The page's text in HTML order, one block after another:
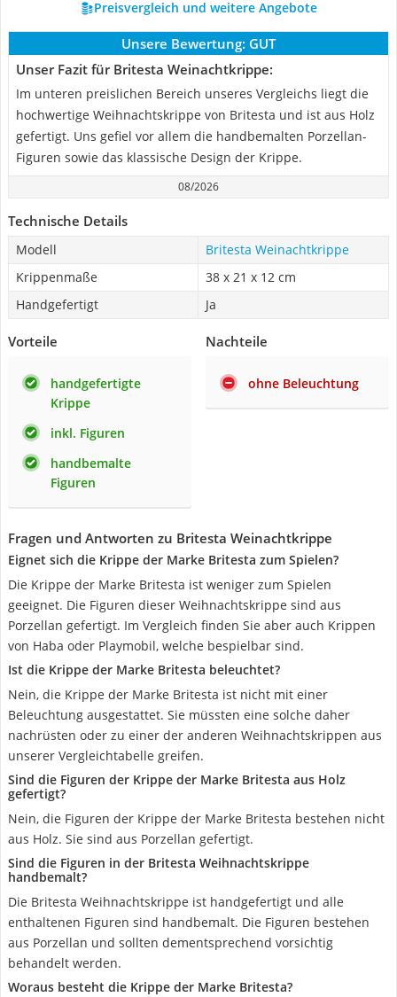
Preisvergleich und weitere Angebote
Unsere Bewertung: GUT
Unser Fazit für Britesta Weinachtkrippe:
Im unteren preislichen Bereich unseres Vergleichs liegt die
hochwertige Weihnachtskrippe von Britesta und ist aus Holz
gefertigt. Uns gefiel vor allem die handbemalten Porzellan-
Figuren sowie das klassische Design der Krippe.
08/2026
Technische Details
Modell
Britesta Weinachtkrippe
Krippenmaße
38 x 21 x 12 cm
Handgefertigt
Ja
Vorteile
handgefertigte
Krippe
inkl. Figuren
handbemalte
Figuren
Nachteile
ohne Beleuchtung
Fragen und Antworten zu Britesta Weinachtkrippe
Eignet sich die Krippe der Marke Britesta zum Spielen?
Die Krippe der Marke Britesta ist weniger zum Spielen
geeignet. Die Figuren dieser Weihnachtskrippe sind aus
Porzellan gefertigt. Im Vergleich finden Sie aber auch Krippen
von Haba oder Playmobil, welche bespielbar sind.
Ist die Krippe der Marke Britesta beleuchtet?
Nein, die Krippe der Marke Britesta ist nicht mit einer
Beleuchtung ausgestattet. Sie müssten eine solche daher
nachrüsten oder zu einer der anderen Weihnachtskrippen aus
unserer Vergleichtabelle greifen.
Sind die Figuren der Krippe der Marke Britesta aus Holz
gefertigt?
Nein, die Figuren der Krippe der Marke Britesta bestehen nicht
aus Holz. Sie sind aus Porzellan gefertigt.
Sind die Figuren in der Britesta Weihnachtskrippe
handbemalt?
Die Britesta Weihnachtskrippe ist handgefertigt und alle
enthaltenen Figuren sind handbemalt. Die Figuren bestehen
aus Porzellan und sollten dementsprechend vorsichtig
behandelt werden.
Woraus besteht die Krippe der Marke Britesta?